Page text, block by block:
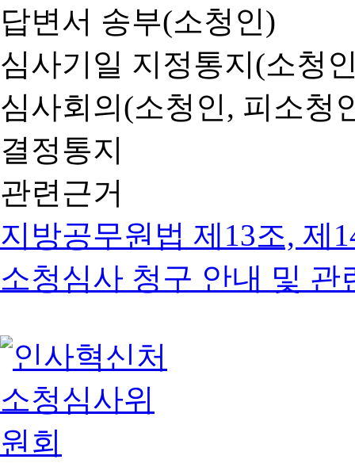
답변서 송부(소청인)
심사기일 지정통지(소청
심사회의(소청인, 피소청
결정통지
관련근거
지방공무원법 제13조, 제
소청심사 청구 안내 및 관